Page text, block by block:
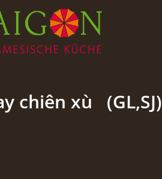
chiên xù (GL,SJ)